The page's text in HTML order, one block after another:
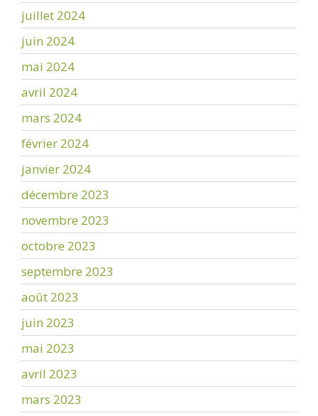
juillet 2024
juin 2024
mai 2024
avril 2024
mars 2024
février 2024
janvier 2024
décembre 2023
novembre 2023
octobre 2023
septembre 2023
août 2023
juin 2023
mai 2023
avril 2023
mars 2023